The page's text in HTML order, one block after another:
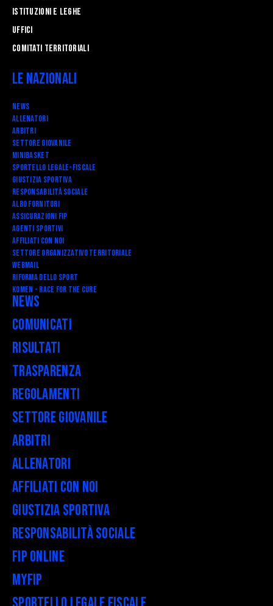
Istituzioni e leghe
Uffici
Comitati Territoriali
Le Nazionali
News
Allenatori
Arbitri
Settore Giovanile
Minibasket
SPORTELLO LEGALE-FISCALE
Giustizia Sportiva
Responsabilità Sociale
Albo fornitori
Assicurazioni FIP
Agenti Sportivi
Affiliati con noi
Settore Organizzativo Territoriale
Webmail
RIFORMA DELLO SPORT
Komen - Race for the Cure
News
Comunicati
Risultati
Trasparenza
Regolamenti
Settore Giovanile
Arbitri
Allenatori
Affiliati con noi
Giustizia Sportiva
Responsabilità Sociale
FIP Online
myFIP